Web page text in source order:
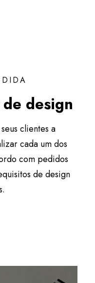
design
clientes a
cada um dos
com pedidos
de design